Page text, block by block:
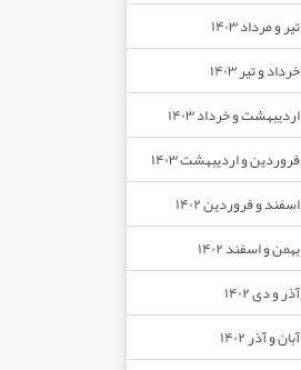
تیر و مرداد ۱۴۰۳
خرداد و تیر ۱۴۰۳
اردیبهشت و خرداد ۱۴۰۳
فروردین و اردیبهشت ۱۴۰۳
اسفند و فروردین ۱۴۰۲
بهمن و اسفند ۱۴۰۲
آذر و دی ۱۴۰۲
آبان و آذر ۱۴۰۲